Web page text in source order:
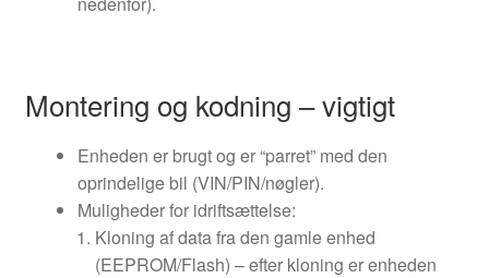
Montering og kodning – vigtigt
Enheden er brugt og er “parret” med den
oprindelige bil (VIN/PIN/nøgler).
Muligheder for idriftsættelse:
Kloning af data fra den gamle enhed
(EEPROM/Flash) – efter kloning er enheden